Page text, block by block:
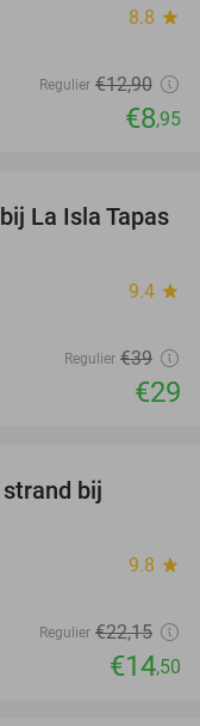
8.8 star
Regulier €12,90
€8,95
26%
La Isla Tapas
9.4 star
Regulier €39
€29
bij
9.8 star
Regulier €22,15
€14,50